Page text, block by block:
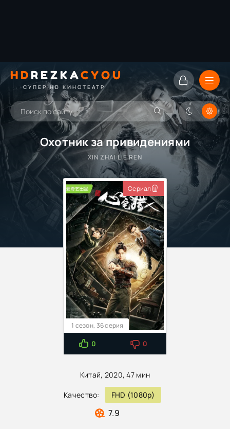
HDREZKACYOU
СУПЕР HD КИНОТЕАТР
Охотник за привидениями
XIN ZHAI LIE REN
Китай, 2020, 47 мин
Качество: FHD (1080p)
7.9
Сериал
1 сезон, 36 серия
0 0